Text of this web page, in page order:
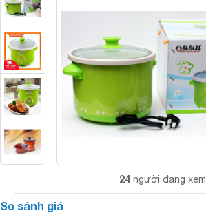
24 người đang xem
So sánh giá